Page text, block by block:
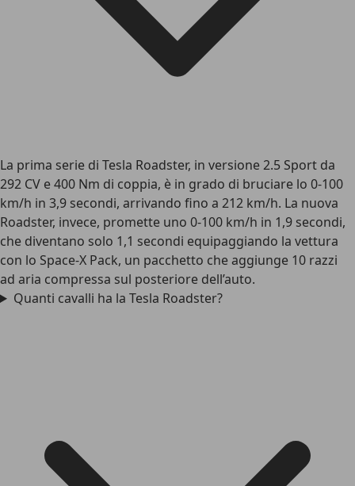
La prima serie di Tesla Roadster, in versione 2.5 Sport da
292 CV e 400 Nm di coppia, è in grado di bruciare lo 0-100
km/h in 3,9 secondi, arrivando fino a 212 km/h. La nuova
Roadster, invece, promette uno 0-100 km/h in 1,9 secondi,
che diventano solo 1,1 secondi equipaggiando la vettura
con lo Space-X Pack, un pacchetto che aggiunge 10 razzi
ad aria compressa sul posteriore dell’auto.
Quanti cavalli ha la Tesla Roadster?